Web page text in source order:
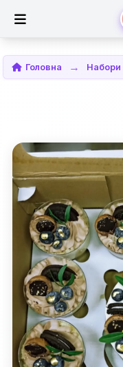
Головна Набори